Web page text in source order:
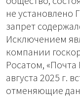
не установлено
запрет
Исключением
компании
Росатом, «Почта
августа 2025 г.
отменяющие